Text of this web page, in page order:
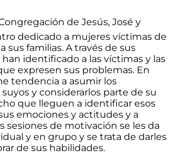
de Jesús, José y
dedicado a mujeres víctimas de
sus familias. A través de sus
identificado a las víctimas y las
expresen sus problemas. En
tendencia a asumir los
y considerarlos parte de su
que lleguen a identificar esos
emociones y actitudes y a
sesiones de motivación se les da
y en grupo y se trata de darles
de sus habilidades.